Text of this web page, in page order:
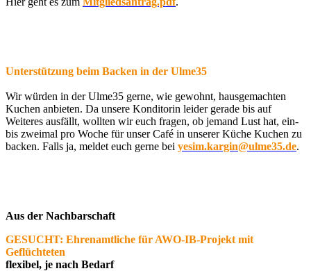
Unterstützung beim Backen in der Ulme35
Wir würden in der Ulme35 gerne, wie gewohnt, hausgemachten
Kuchen anbieten. Da unsere Konditorin leider gerade bis auf
Weiteres ausfällt, wollten wir euch fragen, ob jemand Lust hat, ein-
bis zweimal pro Woche für unser Café in unserer Küche Kuchen zu
backen. Falls ja, meldet euch gerne bei yesim.kargin@ulme35.de.
Aus der Nachbarschaft
GESUCHT: Ehrenamtliche für AWO-IB-Projekt mit
Geflüchteten
flexibel, je nach Bedarf